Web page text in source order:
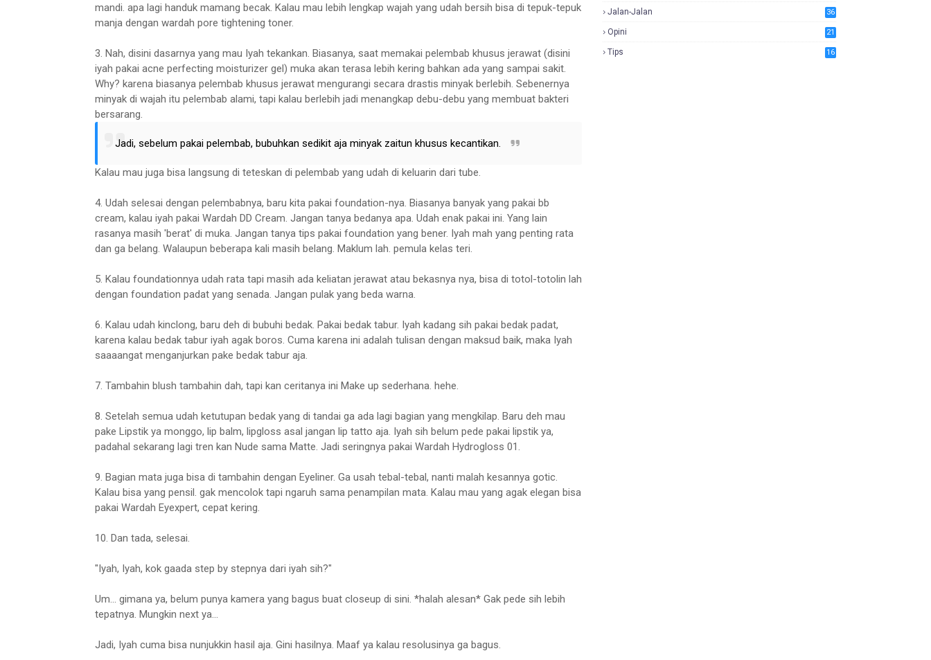
mandi. apa lagi handuk mamang becak. Kalau mau lebih lengkap wajah yang udah bersih bisa di tepuk-tepuk
manja dengan wardah pore tightening toner.
3. Nah, disini dasarnya yang mau Iyah tekankan. Biasanya, saat memakai pelembab khusus jerawat (disini
iyah pakai acne perfecting moisturizer gel) muka akan terasa lebih kering bahkan ada yang sampai sakit.
Why? karena biasanya pelembab khusus jerawat mengurangi secara drastis minyak berlebih. Sebenernya
minyak di wajah itu pelembab alami, tapi kalau berlebih jadi menangkap debu-debu yang membuat bakteri
bersarang.
Jadi, sebelum pakai pelembab, bubuhkan sedikit aja minyak zaitun khusus kecantikan.
Kalau mau juga bisa langsung di teteskan di pelembab yang udah di keluarin dari tube.
4. Udah selesai dengan pelembabnya, baru kita pakai foundation-nya. Biasanya banyak yang pakai bb
cream, kalau iyah pakai Wardah DD Cream. Jangan tanya bedanya apa. Udah enak pakai ini. Yang lain
rasanya masih 'berat' di muka. Jangan tanya tips pakai foundation yang bener. Iyah mah yang penting rata
dan ga belang. Walaupun beberapa kali masih belang. Maklum lah. pemula kelas teri.
5. Kalau foundationnya udah rata tapi masih ada keliatan jerawat atau bekasnya nya, bisa di totol-totolin lah
dengan foundation padat yang senada. Jangan pulak yang beda warna.
6. Kalau udah kinclong, baru deh di bubuhi bedak. Pakai bedak tabur. Iyah kadang sih pakai bedak padat,
karena kalau bedak tabur iyah agak boros. Cuma karena ini adalah tulisan dengan maksud baik, maka Iyah
saaaangat menganjurkan pake bedak tabur aja.
7. Tambahin blush tambahin dah, tapi kan ceritanya ini Make up sederhana. hehe.
8. Setelah semua udah ketutupan bedak yang di tandai ga ada lagi bagian yang mengkilap. Baru deh mau
pake Lipstik ya monggo, lip balm, lipgloss asal jangan lip tatto aja. Iyah sih belum pede pakai lipstik ya,
padahal sekarang lagi tren kan Nude sama Matte. Jadi seringnya pakai Wardah Hydrogloss 01.
9. Bagian mata juga bisa di tambahin dengan Eyeliner. Ga usah tebal-tebal, nanti malah kesannya gotic.
Kalau bisa yang pensil. gak mencolok tapi ngaruh sama penampilan mata. Kalau mau yang agak elegan bisa
pakai Wardah Eyexpert, cepat kering.
10. Dan tada, selesai.
"Iyah, Iyah, kok gaada step by stepnya dari iyah sih?"
Um... gimana ya, belum punya kamera yang bagus buat closeup di sini. *halah alesan* Gak pede sih lebih
tepatnya. Mungkin next ya...
Jadi, Iyah cuma bisa nunjukkin hasil aja. Gini hasilnya. Maaf ya kalau resolusinya ga bagus.
Jalan-Jalan 36
Opini 21
Tips 16